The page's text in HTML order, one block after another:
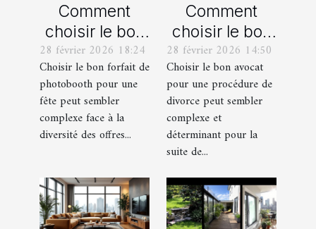
Comment
choisir le bon
forfait de
photobooth
pour votre fête
28 février 2026 18:24
Choisir le bon forfait de
photobooth pour une
fête peut sembler
complexe face à la
diversité des offres...
Comment
choisir le bon
avocat pour
votre
procédure de
divorce ?
28 février 2026 14:50
Choisir le bon avocat
pour une procédure de
divorce peut sembler
complexe et
déterminant pour la
suite de...